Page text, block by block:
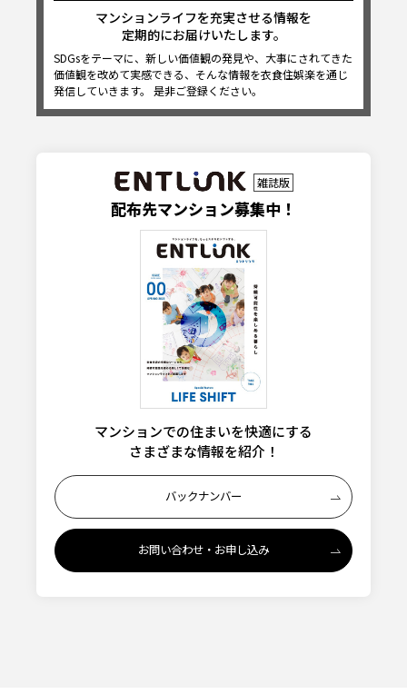
マンションライフを充実させる情報を
定期的にお届けいたします。
SDGsをテーマに、新しい価値観の発見や、大事にされてきた
価値観を改めて実感できる、そんな情報を衣食住娯楽を通じ
発信していきます。 是非ご登録ください。
雑誌版
配布先マンション募集中！
マンションでの住まいを快適にする
さまざまな情報を紹介！
バックナンバー
お問い合わせ・お申し込み